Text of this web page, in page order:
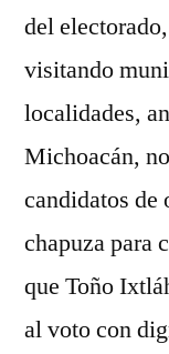
del
visitando
localidades,
Michoacán,
candidatos de
chapuza para
que Toño
al voto con